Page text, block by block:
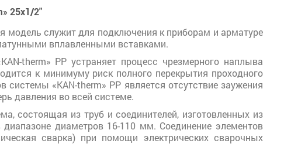
25х1/2"
модель служит для подключения к приборам и арматуре
вплавленными вставками.
therm» PP устраняет процесс чрезмерного наплыва
к минимуму риск полного перекрытия проходного
«KAN-therm» PP является отсутствие заужения
давления во всей системе.
состоящая из труб и соединителей, изготовленных из
диаметров 16-110 мм. Соединение элементов
сварка) при помощи электрических сварочных